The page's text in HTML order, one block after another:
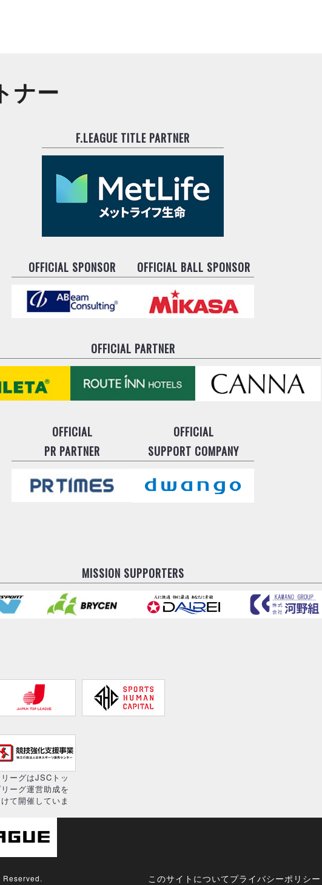
ナー
F.LEAGUE TITLE PARTNER
OFFICIAL SPONSOR OFFICIAL BALL SPONSOR
OFFICIAL PARTNER
OFFICIAL
PR PARTNER
OFFICIAL
SUPPORT COMPANY
MISSION SUPPORTERS
リーグはJSCトッ
ーグ運営助成を
て開催していま
このサイトについてプライバシーポリシー